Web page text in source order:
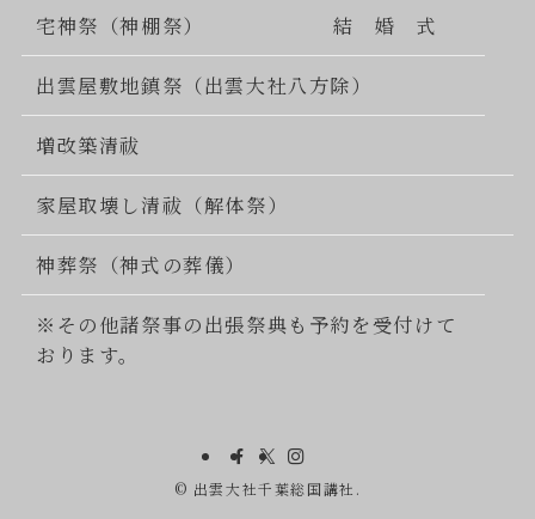
宅神祭（神棚祭） 結 婚 式
出雲屋敷地鎮祭（出雲大社八方除）
増改築清祓
家屋取壊し清祓（解体祭）
神葬祭（神式の葬儀）
※その他諸祭事の出張祭典も予約を受付けて
おります。
© 出雲大社千葉総国講社.